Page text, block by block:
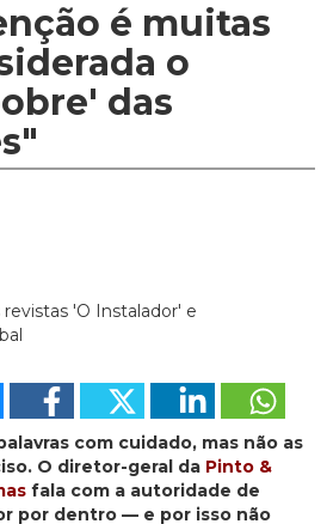
é muitas
o
das
'O Instalador' e
com cuidado, mas não as
O diretor-geral da Pinto &
fala com a autoridade de
por dentro — e por isso não